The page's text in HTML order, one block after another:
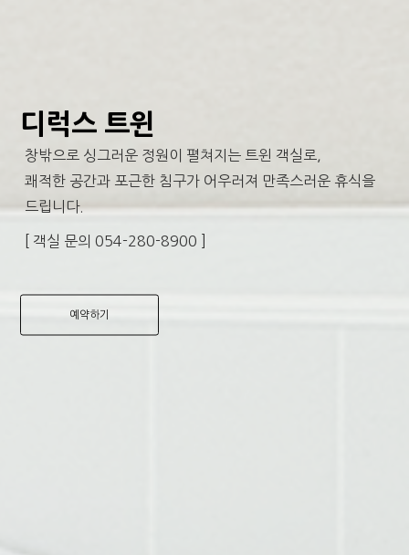
디럭스 트윈
창밖으로 싱그러운 정원이 펼쳐지는 트윈 객실로,
쾌적한 공간과 포근한 침구가 어우러져 만족스러운 휴식을
드립니다.
[ 객실 문의 054-280-8900 ]
예약하기